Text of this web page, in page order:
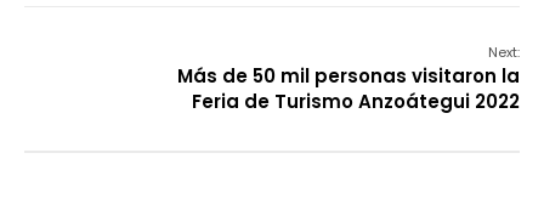
Next:
Más de 50 mil personas visitaron la
Feria de Turismo Anzoátegui 2022